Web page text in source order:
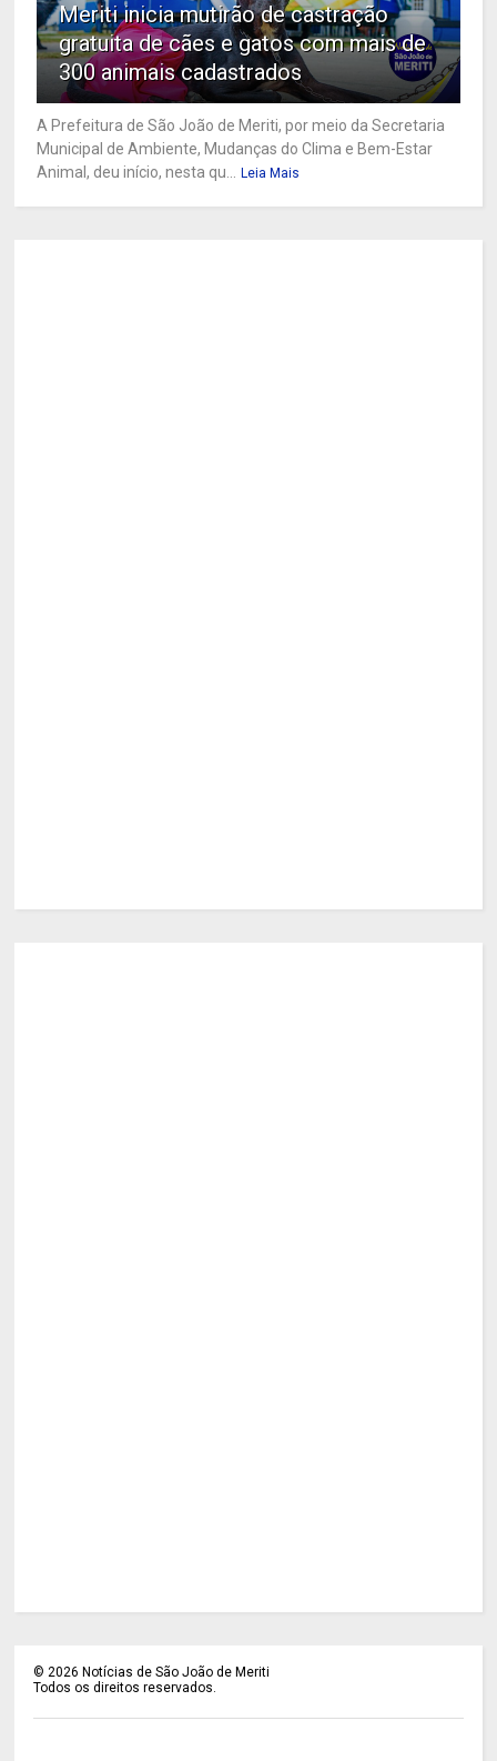
Meriti inicia mutirão de castração
gratuita de cães e gatos com mais de
300 animais cadastrados
A Prefeitura de São João de Meriti, por meio da Secretaria
Municipal de Ambiente, Mudanças do Clima e Bem-Estar
Animal, deu início, nesta qu... Leia Mais
©2026 Notícias de São João de Meriti
Todos os direitos reservados.